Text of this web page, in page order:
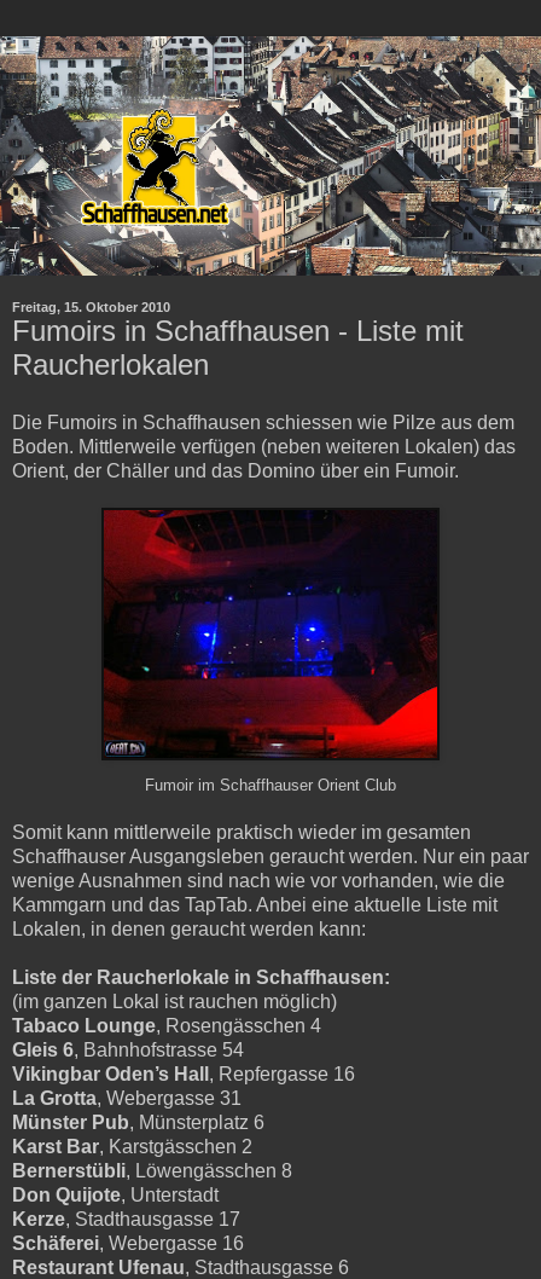
Freitag, 15. Oktober 2010
Fumoirs in Schaffhausen - Liste mit
Raucherlokalen
Die Fumoirs in Schaffhausen schiessen wie Pilze aus dem
Boden. Mittlerweile verfügen (neben weiteren Lokalen) das
Orient, der Chäller und das Domino über ein Fumoir.
Fumoir im Schaffhauser Orient Club
Somit kann mittlerweile praktisch wieder im gesamten
Schaffhauser Ausgangsleben geraucht werden. Nur ein paar
wenige Ausnahmen sind nach wie vor vorhanden, wie die
Kammgarn und das TapTab. Anbei eine aktuelle Liste mit
Lokalen, in denen geraucht werden kann:
Liste der Raucherlokale in Schaffhausen:
(im ganzen Lokal ist rauchen möglich)
Tabaco Lounge, Rosengässchen 4
Gleis 6, Bahnhofstrasse 54
Vikingbar Oden’s Hall , Repfergasse 16
La Grotta, Webergasse 31
Münster Pub, Münsterplatz 6
Karst Bar, Karstgässchen 2
Bernerstübli, Löwengässchen 8
Don Quijote, Unterstadt
Kerze, Stadthausgasse 17
Schäferei, Webergasse 16
Restaurant Ufenau, Stadthausgasse 6